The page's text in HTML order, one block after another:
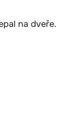
na dveře.